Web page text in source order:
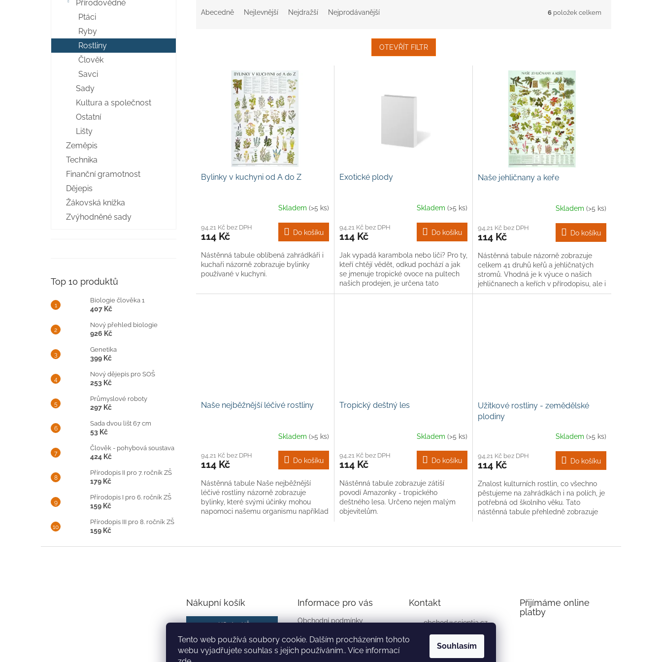
Tento web používá soubory cookie. Dalším procházením tohoto
webu vyjadřujete souhlas s jejich používáním.. Více informací
Souhlasím
Přírodovědné
Ptáci
Ryby
Rostliny
Člověk
Savci
Sady
Kultura a společnost
Ostatní
Lišty
Zeměpis
Technika
Finanční gramotnost
Dějepis
Žákovská knížka
Zvýhodněné sady
Top 10 produktů
Biologie člověka 1
407 Kč
Nový přehled biologie
926 Kč
Genetika
399 Kč
Nový dějepis pro SOŠ
253 Kč
Průmyslové roboty
297 Kč
Sada dvou lišt 67 cm
53 Kč
Člověk - pohybová soustava
424 Kč
Přírodopis II pro 7. ročník ZŠ
179 Kč
Přírodopis I pro 6. ročník ZŠ
159 Kč
Přírodopis III pro 8. ročník ZŠ
159 Kč
Abecedně Nejlevnější Nejdražší Nejprodávanější 6 položek celkem
OTEVŘÍT FILTR
Bylinky v kuchyni od A do Z
Skladem (>5 ks)
94,21 Kč bez DPH
114 Kč Do košíku
Nástěnná tabule oblíbená zahrádkáři i
kuchaři názorně zobrazuje bylinky
používané v kuchyni.
Exotické plody
Skladem (>5 ks)
94,21 Kč bez DPH
114 Kč Do košíku
Jak vypadá karambola nebo liči? Pro ty,
kteří chtějí vědět, odkud pochází a jak
se jmenuje tropické ovoce na pultech
našich prodejen, je určena tato
nástěnná tabule s názvem...
Naše jehličnany a keře
Skladem (>5 ks)
94,21 Kč bez DPH
114 Kč Do košíku
Nástěnná tabule názorně zobrazuje
celkem 41 druhů keřů a jehličnatých
stromů. Vhodná je k výuce o našich
jehličnanech a keřích v přírodopisu, ale i
pro vzdělávání o naší přírodě...
Naše nejběžnější léčivé rostliny
Skladem (>5 ks)
94,21 Kč bez DPH
114 Kč Do košíku
Nástěnná tabule Naše nejběžnější
léčivé rostliny názorně zobrazuje
bylinky, které svými účinky mohou
napomoci našemu organismu například
Tropický deštný les
Skladem (>5 ks)
94,21 Kč bez DPH
114 Kč Do košíku
Nástěnná tabule zobrazuje zátiší
povodí Amazonky - tropického
deštného lesa. Určeno nejen malým
objevitelům.
Užitkové rostliny - zemědělské
plodiny
Skladem (>5 ks)
94,21 Kč bez DPH
114 Kč Do košíku
Znalost kulturních rostlin, co všechno
pěstujeme na zahrádkách i na polích, je
potřebná od školního věku. Tato
nástěnná tabule přehledně zobrazuje
v
r
k
Nákupní košík
0KS /0 KČ
Informace pro vás
Obchodní podmínky
Kontakt
obchod@scientia.cz
233 350 201
724 216 446
Přijímáme online
platby